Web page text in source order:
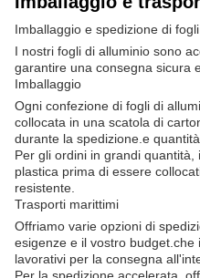
Imballaggio e spedizione di
I nostri fogli di alluminio sono
garantire una consegna sicura
Imballaggio
Ogni confezione di fogli di
collocata in una scatola di
durante la spedizione.e
Per gli ordini in grandi
plastica prima di essere
resistente.
Trasporti marittimi
Offriamo varie opzioni di
esigenze e il vostro
lavorativi per la consegna